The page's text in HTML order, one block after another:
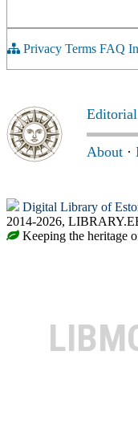
Privacy Terms FAQ
About ·
Digital Library of
2014-2026,
Keeping the heritage